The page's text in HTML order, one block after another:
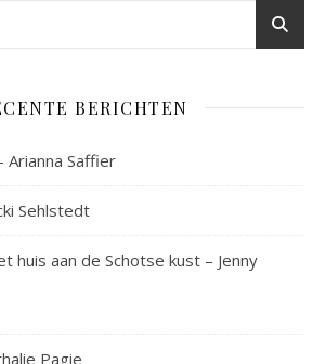
BERICHTEN
Arianna Saffier
Sehlstedt
huis aan de Schotse kust – Jenny
Pagie